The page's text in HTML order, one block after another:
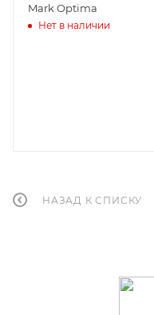
Mark Optima
Нет в наличии
НАЗАД К СПИСКУ